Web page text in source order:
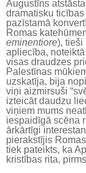
Augustīns
dramatisku ticības
pazīstamā
Romas
eminentiore), tieši
apliecība,
visas draudzes
Palestīnas
uzskatīja, bija
viņi aizmirsuši
izteicāt daudzu
viņiem mums
iespaidīgā scēna
ārkārtīgi
pierakstījis
tiek pateikts, ka
kristības rita, pirms